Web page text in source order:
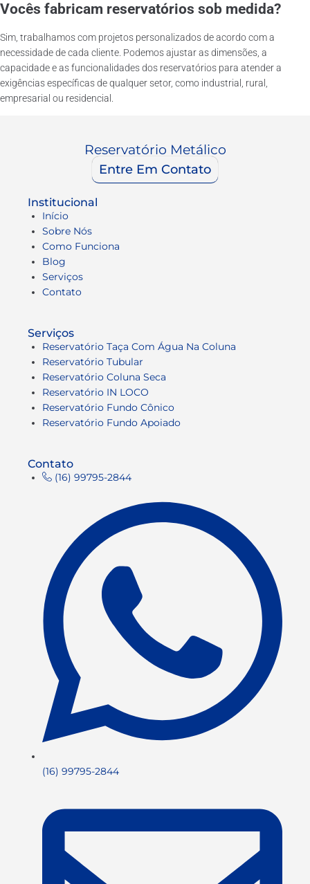
Vocês fabricam reservatórios sob medida?
Sim, trabalhamos com projetos personalizados de acordo com a
necessidade de cada cliente. Podemos ajustar as dimensões, a
capacidade e as funcionalidades dos reservatórios para atender a
exigências específicas de qualquer setor, como industrial, rural,
empresarial ou residencial.
Reservatório Metálico
Entre Em Contato
Institucional
Início
Sobre Nós
Como Funciona
Blog
Serviços
Contato
Serviços
Reservatório Taça Com Água Na Coluna
Reservatório Tubular
Reservatório Coluna Seca
Reservatório IN LOCO
Reservatório Fundo Cônico
Reservatório Fundo Apoiado
Contato
(16) 99795-2844
(16) 99795-2844